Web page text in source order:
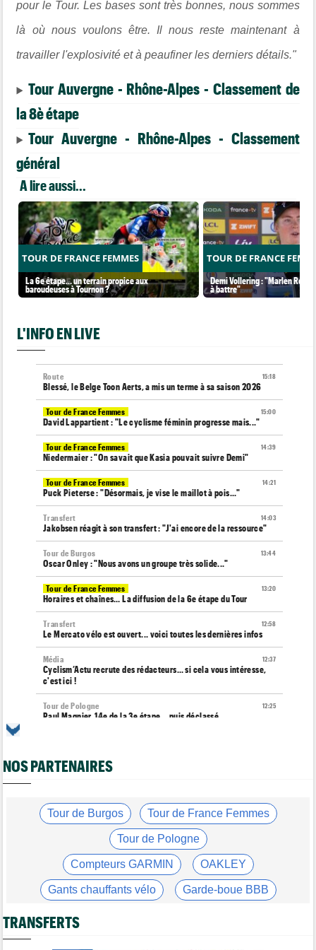
pour le Tour. Les bases sont très bonnes, nous sommes
là où nous voulons être. Il nous reste maintenant à
travailler l'explosivité et à peaufiner les derniers détails."
Tour Auvergne - Rhône-Alpes - Classement de
la 8è étape
Tour Auvergne - Rhône-Alpes - Classement
général
A lire aussi...
TOUR DE FRANCE FEMMES
La 6e étape… un terrain propice aux
baroudeuses à Tournon ?
TOUR DE FRANCE
Demi Vollering : "Marlen
à battre"
L'INFO EN LIVE
15:18
Route
Blessé, le Belge Toon Aerts, a mis un terme à sa saison 2026
15:00
Tour de France Femmes
David Lappartient : "Le cyclisme féminin progresse mais..."
14:39
Tour de France Femmes
Niedermaier : "On savait que Kasia pouvait suivre Demi"
14:21
Tour de France Femmes
Puck Pieterse : "Désormais, je vise le maillot à pois..."
14:03
Transfert
Jakobsen réagit à son transfert : "J'ai encore de la ressource"
13:44
Tour de Burgos
Oscar Onley : "Nous avons un groupe très solide..."
13:20
Tour de France Femmes
Horaires et chaînes… La diffusion de la 6e étape du Tour
12:58
Transfert
Le Mercato vélo est ouvert... voici toutes les dernières infos
12:37
Média
Cyclism’Actu recrute des rédacteurs… si cela vous intéresse,
c'est ici !
12:25
Tour de Pologne
Paul Magnier, 14e de la 3e étape... puis déclassé
11:43
Route
Trine Vingegaard : "L'entraînement ne devrait pas être une
Tour de France Femmes
Lorena Wiebes : "Génial de voir autant de spectateurs"
Demi Vollering : "Marlen Reusser n’est pas facile à battre"
NOS PARTENAIRES
Tour de Burgos Tour de France Femmes
Tour de Pologne
Compteurs GARMIN OAKLEY
Gants chauffants vélo Garde-boue BBB
Casque ABUS
TRANSFERTS